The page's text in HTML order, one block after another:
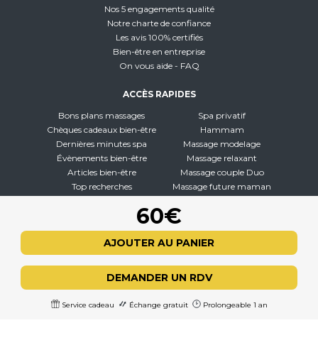
60€
AJOUTER AU PANIER
DEMANDER UN RDV
Service cadeau Échange gratuit Prolongeable 1 an
Nos 5 engagements qualité
Notre charte de confiance
Les avis 100% certifiés
Bien-être en entreprise
On vous aide - FAQ
ACCÈS RAPIDES
Bons plans massages
Chèques cadeaux bien-être
Dernières minutes spa
Évènements bien-être
Articles bien-être
Top recherches
Spa privatif
Hammam
Massage modelage
Massage relaxant
Massage couple Duo
Massage future maman
À PROPOS
CGV - CGU
Mentions légales
Politique de confidentialité